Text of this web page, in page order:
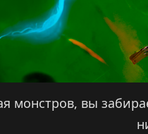
монстров, вы